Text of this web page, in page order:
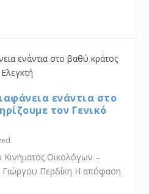
ενάντια στο
τον Γενικό
Οικολόγων –
Γιώργου Περδίκη Η απόφαση